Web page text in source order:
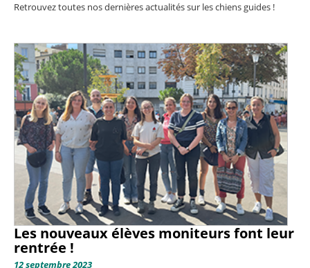
Retrouvez toutes nos dernières actualités sur les chiens guides !
Les nouveaux élèves moniteurs font leur
rentrée !
12 septembre 2023